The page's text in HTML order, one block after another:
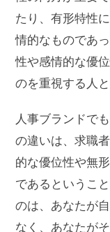
たり、有形特性
情的なものであ
性や感情的な優
のを重視する人
人事ブランドで
の違いは、求職
的な優位性や無
であるというこ
のは、あなたが
なく、あなたが